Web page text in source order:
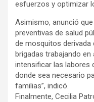
esfuerzos y optimizar
Asimismo, anunció
preventivas de salud
de mosquitos derivada
brigadas trabajando
intensificar las labores
donde sea necesario
familias”, indicó.
Finalmente, Cecilia